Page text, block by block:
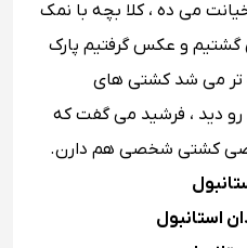
می ده ، کلا بچه با نمک
گشتیم و عکس گرفتیم پارک
تر می شد کشتی های
دید ، فرشید می گفت که
کشتی شخصی هم دارن.
استانبول